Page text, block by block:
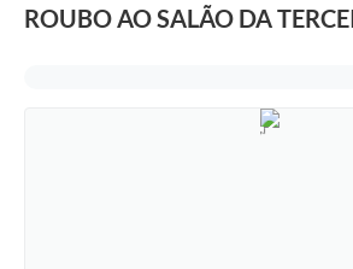
ROUBO AO SALÃO DA